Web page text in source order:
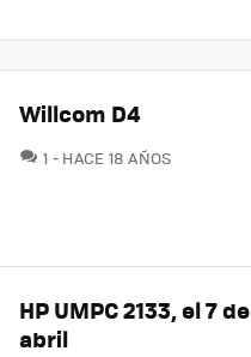
Willcom D4
1 COMENTARIOS
HACE 18 AÑOS
HP UMPC 2133, el 7 de
abril